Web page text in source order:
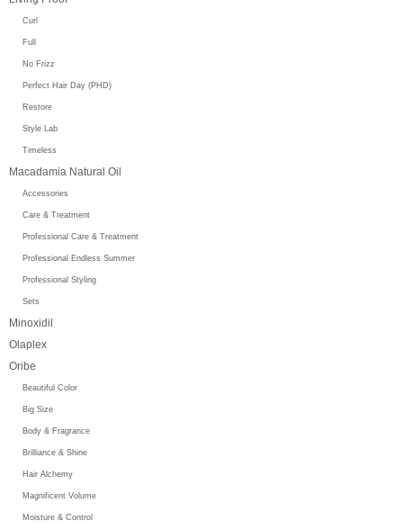
Curl
Full
No Frizz
Perfect Hair Day (PHD)
Restore
Style Lab
Timeless
Macadamia Natural Oil
Accessories
Care & Treatment
Professional Care & Treatment
Professional Endless Summer
Professional Styling
Sets
Minoxidil
Olaplex
Oribe
Beautiful Color
Big Size
Body & Fragrance
Brilliance & Shine
Hair Alchemy
Magnificent Volume
Moisture & Control